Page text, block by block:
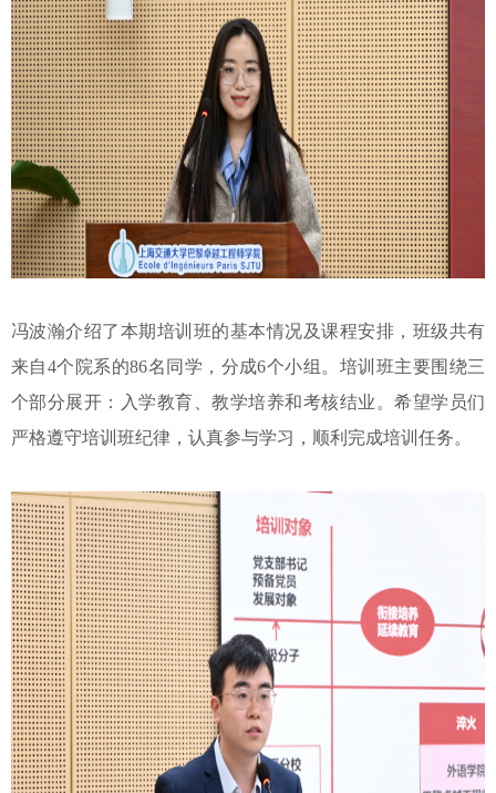
冯波瀚介绍了本期培训班的基本情况及课程安排，班级共有
来自4个院系的86名同学，分成6个小组。培训班主要围绕三
个部分展开：入学教育、教学培养和考核结业。希望学员们
严格遵守培训班纪律，认真参与学习，顺利完成培训任务。